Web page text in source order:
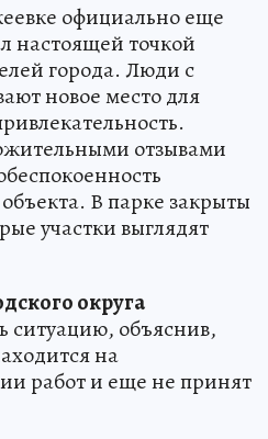
официально еще
настоящей точкой
города. Люди с
новое место для
отзывами
В парке закрыты
участки выглядят
округа
ситуацию, объяснив,
на
работ и еще не принят